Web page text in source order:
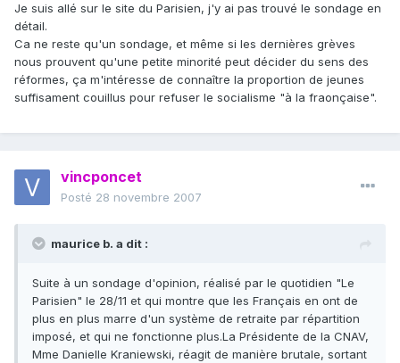
Je suis allé sur le site du Parisien, j'y ai pas trouvé le sondage en
détail.
Ca ne reste qu'un sondage, et même si les dernières grèves
nous prouvent qu'une petite minorité peut décider du sens des
réformes, ça m'intéresse de connaître la proportion de jeunes
suffisament couillus pour refuser le socialisme "à la fraonçaise".
vincponcet
Posté 28 novembre 2007
maurice b. a dit :
Suite à un sondage d'opinion, réalisé par le quotidien "Le
Parisien" le 28/11 et qui montre que les Français en ont de
plus en plus marre d'un système de retraite par répartition
imposé, et qui ne fonctionne plus.La Présidente de la CNAV,
Mme Danielle Kraniewski, réagit de manière brutale, sortant